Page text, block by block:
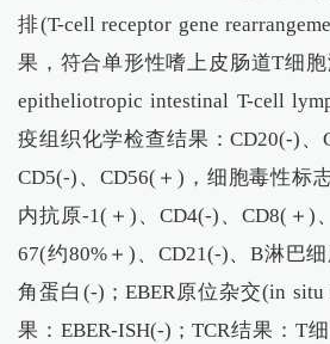
排(T-cell receptor gene
果，符合单形性嗜上皮肠道T细胞
epitheliotropic intestinal T-cell
疫组织化学检查结果：CD20(-)、
CD5(-)、CD56(＋)，细胞毒性标
内抗原-1(＋)、CD4(-)、CD8(＋)
67(约80%＋)、CD21(-)、B淋巴
角蛋白(-)；EBER原位杂交(in situ
果：EBER-ISH(-)；TCR结果：T